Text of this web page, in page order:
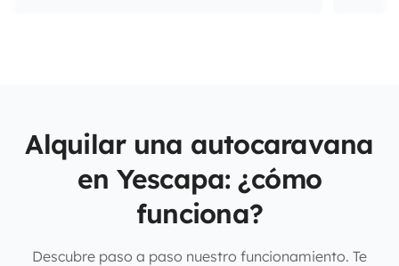
Alquilar una autocaravana
en Yescapa: ¿cómo
funciona?
Descubre paso a paso nuestro funcionamiento. Te